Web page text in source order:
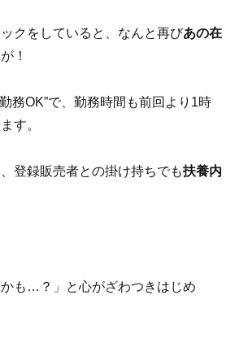
クをしていると、なんと再びあの在
！
務OK”で、勤務時間も前回より1時
す。
登録販売者との掛け持ちでも扶養内
かも…？」と心がざわつきはじめ